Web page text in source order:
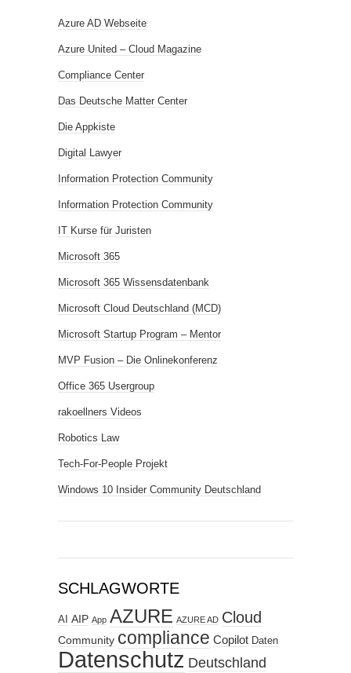
Azure AD Webseite
Azure United – Cloud Magazine
Compliance Center
Das Deutsche Matter Center
Die Appkiste
Digital Lawyer
Information Protection Community
Information Protection Community
IT Kurse für Juristen
Microsoft 365
Microsoft 365 Wissensdatenbank
Microsoft Cloud Deutschland (MCD)
Microsoft Startup Program – Mentor
MVP Fusion – Die Onlinekonferenz
Office 365 Usergroup
rakoellners Videos
Robotics Law
Tech-For-People Projekt
Windows 10 Insider Community Deutschland
SCHLAGWORTE
AI AIP App AZURE AZURE AD Cloud
Community compliance Copilot Daten
Datenschutz Deutschland